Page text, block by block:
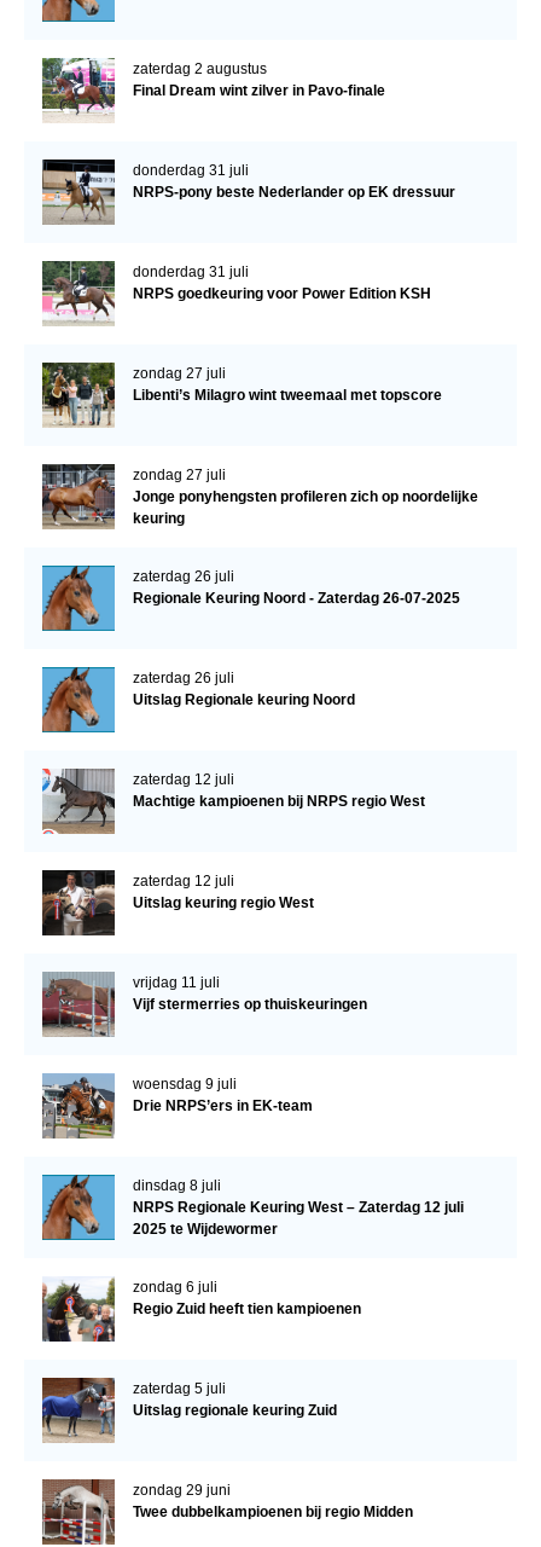
zaterdag 2 augustus
Final Dream wint zilver in Pavo-finale
donderdag 31 juli
NRPS-pony beste Nederlander op EK dressuur
donderdag 31 juli
NRPS goedkeuring voor Power Edition KSH
zondag 27 juli
Libenti’s Milagro wint tweemaal met topscore
zondag 27 juli
Jonge ponyhengsten profileren zich op noordelijke
keuring
zaterdag 26 juli
Regionale Keuring Noord - Zaterdag 26-07-2025
zaterdag 26 juli
Uitslag Regionale keuring Noord
zaterdag 12 juli
Machtige kampioenen bij NRPS regio West
zaterdag 12 juli
Uitslag keuring regio West
vrijdag 11 juli
Vijf stermerries op thuiskeuringen
woensdag 9 juli
Drie NRPS’ers in EK-team
dinsdag 8 juli
NRPS Regionale Keuring West – Zaterdag 12 juli
2025 te Wijdewormer
zondag 6 juli
Regio Zuid heeft tien kampioenen
zaterdag 5 juli
Uitslag regionale keuring Zuid
zondag 29 juni
Twee dubbelkampioenen bij regio Midden